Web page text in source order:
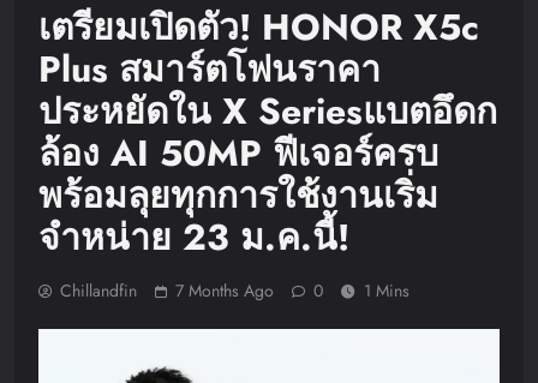
เตรียมเปิดตัว! HONOR X5c
Plus สมาร์ตโฟนราคา
ประหยัดใน X Seriesแบตอึดก
ล้อง AI 50MP ฟีเจอร์ครบ
พร้อมลุยทุกการใช้งานเริ่ม
จำหน่าย 23 ม.ค.นี้!
Chillandfin 7 Months Ago 0 1 Mins